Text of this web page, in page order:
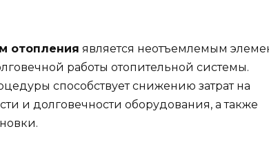
отопления является неотъемлемым
работы отопительной системы.
способствует снижению затрат на
и долговечности оборудования, а также